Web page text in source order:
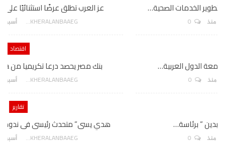
عز العرب تطلق عرضًا استثنائيًا على Volvo EX30 الكهربائية…
أسبوع واحد منذ 0
بنك مصر يحصد درعا تكريميا من Visa لإطلاقه 6 بطاقات…
أسبوع واحد منذ 0
هدي يسى” متحدث رئيسى فى ندوة المجلس العربي للثقافة…
أسبوع واحد منذ 0